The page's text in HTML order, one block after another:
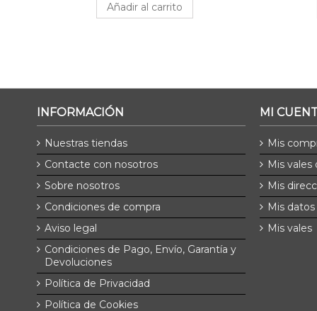
Añadir al carrito
INFORMACIÓN
Nuestras tiendas
Contacte con nosotros
Sobre nosotros
Condiciones de compra
Aviso legal
Condiciones de Pago, Envío, Garantía y
Devoluciones
Política de Privacidad
Política de Cookies
MI
Mis
Mis
Mis
Mis
Mis vales